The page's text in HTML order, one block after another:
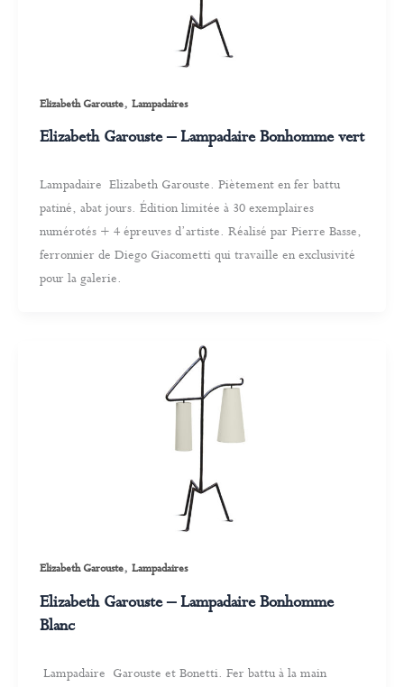
Elizabeth Garouste, Lampadaires
Elizabeth Garouste – Lampadaire Bonhomme vert
Lampadaire Elizabeth Garouste. Piètement en fer battu
patiné, abat jours. Édition limitée à 30 exemplaires
numérotés + 4 épreuves d’artiste. Réalisé par Pierre Basse,
ferronnier de Diego Giacometti qui travaille en exclusivité
pour la galerie.
Elizabeth Garouste, Lampadaires
Elizabeth Garouste – Lampadaire Bonhomme
Blanc
Lampadaire Garouste et Bonetti. Fer battu à la main